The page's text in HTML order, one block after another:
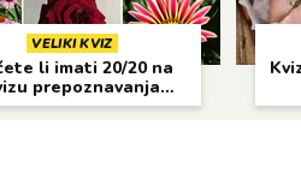
VELIKI KVIZ
li imati 20/20 na
prepoznavanja
cvijeća?